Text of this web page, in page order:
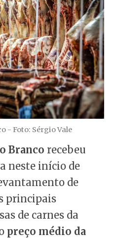
- Foto: Sérgio Vale
Branco recebeu
neste início de
de
principais
de carnes da
preço médio da